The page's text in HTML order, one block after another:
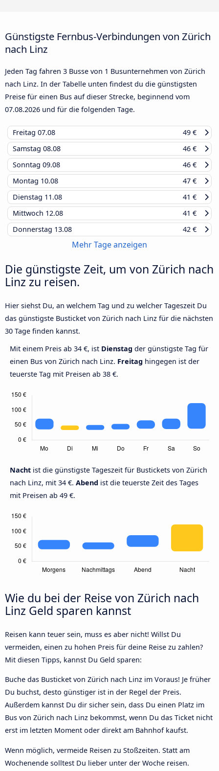
Günstigste Fernbus-Verbindungen von Zürich
nach Linz
Jeden Tag fahren 3 Busse von 1 Busunternehmen von Zürich
nach Linz. In der Tabelle unten findest du die günstigsten
Preise für einen Bus auf dieser Strecke, beginnend vom
07.08.2026 und für die folgenden Tage.
Freitag 07.08
49 €
Samstag 08.08
46 €
Sonntag 09.08
46 €
Montag 10.08
47 €
Dienstag 11.08
41 €
Mittwoch 12.08
41 €
Donnerstag 13.08 42 €
Mehr Tage anzeigen
Die günstigste Zeit, um von Zürich nach
Linz zu reisen.
Hier siehst Du, an welchem Tag und zu welcher Tageszeit Du
das günstigste Busticket von Zürich nach Linz für die nächsten
30 Tage finden kannst.
Mit einem Preis ab 34 €, ist Dienstag der günstigste Tag für
einen Bus von Zürich nach Linz. Freitag hingegen ist der
teuerste Tag mit Preisen ab 38 €.
Nacht ist die günstigste Tageszeit für Bustickets von Zürich
nach Linz, mit 34 €. Abend ist die teuerste Zeit des Tages
mit Preisen ab 49 €.
Wie du bei der Reise von Zürich nach
Linz Geld sparen kannst
Reisen kann teuer sein, muss es aber nicht! Willst Du
vermeiden, einen zu hohen Preis für deine Reise zu zahlen?
Mit diesen Tipps, kannst Du Geld sparen:
Buche das Busticket von Zürich nach Linz im Voraus! Je früher
Du buchst, desto günstiger ist in der Regel der Preis.
Außerdem kannst Du dir sicher sein, dass Du einen Platz im
Bus von Zürich nach Linz bekommst, wenn Du das Ticket nicht
erst im letzten Moment oder direkt am Bahnhof kaufst.
Wenn möglich, vermeide Reisen zu Stoßzeiten. Statt am
Wochenende solltest Du lieber unter der Woche reisen.